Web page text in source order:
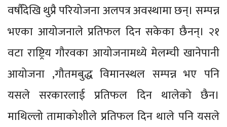
वर्षौंदेखि थुप्रै परियोजना अलपत्र अवस्थामा छन्। सम्पन्न
भएका आयोजनाले प्रतिफल दिन सकेका छैनन्। २१
वटा राष्ट्रिय गौरवका आयोजनामध्ये मेलम्ची खानेपानी
आयोजना ,गौतमबुद्ध विमानस्थल सम्पन्न भए पनि
यसले सरकारलाई प्रतिफल दिन थालेको छैन।
माथिल्लो तामाकोशीले प्रतिफल दिन थाले पनि यसले